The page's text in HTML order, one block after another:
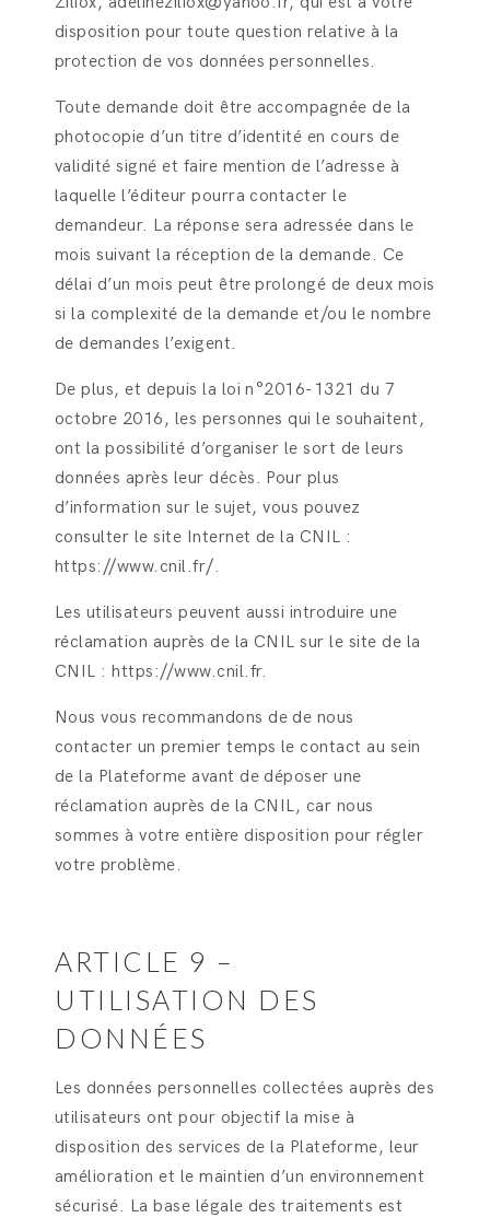
disposition pour toute question relative à la
protection de vos données personnelles.
Toute demande doit être accompagnée de la
photocopie d’un titre d’identité en cours de
validité signé et faire mention de l’adresse à
laquelle l’éditeur pourra contacter le
demandeur. La réponse sera adressée dans le
mois suivant la réception de la demande. Ce
délai d’un mois peut être prolongé de deux mois
si la complexité de la demande et/ou le nombre
de demandes l’exigent.
De plus, et depuis la loi n°2016-1321 du 7
octobre 2016, les personnes qui le souhaitent,
ont la possibilité d’organiser le sort de leurs
données après leur décès. Pour plus
d’information sur le sujet, vous pouvez
consulter le site Internet de la CNIL :
https://www.cnil.fr/.
Les utilisateurs peuvent aussi introduire une
réclamation auprès de la CNIL sur le site de la
CNIL : https://www.cnil.fr.
Nous vous recommandons de de nous
contacter un premier temps le contact au sein
de la Plateforme avant de déposer une
réclamation auprès de la CNIL, car nous
sommes à votre entière disposition pour régler
votre problème.
ARTICLE 9 –
UTILISATION DES
DONNÉES
Les données personnelles collectées auprès des
utilisateurs ont pour objectif la mise à
disposition des services de la Plateforme, leur
amélioration et le maintien d’un environnement
sécurisé. La base légale des traitements est